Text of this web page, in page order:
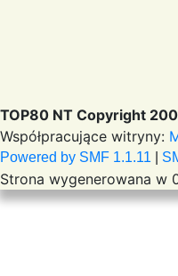
TOP80 NT Copyright
Współpracujące witryny:
Powered by SMF 1.1.11
Strona wygenerowana w